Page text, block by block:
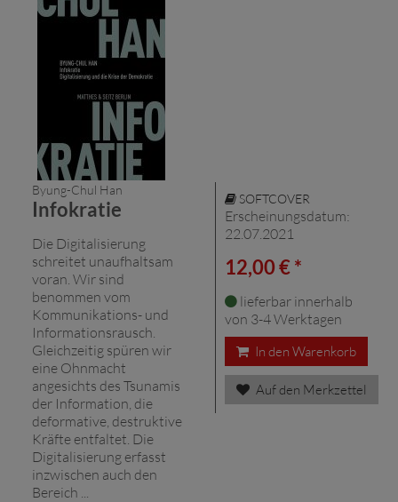
Byung-Chul Han
Infokratie
Die Digitalisierung
schreitet unaufhaltsam
voran. Wir sind
benommen vom
Kommunikations- und
Informationsrausch.
Gleichzeitig spüren wir
eine Ohnmacht
angesichts des Tsunamis
der Information, die
deformative, destruktive
Kräfte entfaltet. Die
Digitalisierung erfasst
inzwischen auch den
Bereich ...
SOFTCOVER
Erscheinungsdatum:
22.07.2021
12,00 € *
lieferbar innerhalb
von 3-4 Werktagen
In den Warenkorb
Auf den Merkzettel